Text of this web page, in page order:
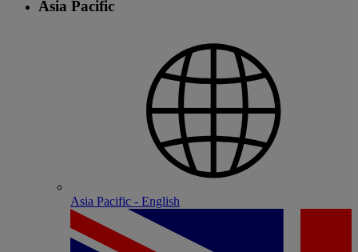
Asia Pacific
Asia Pacific - English